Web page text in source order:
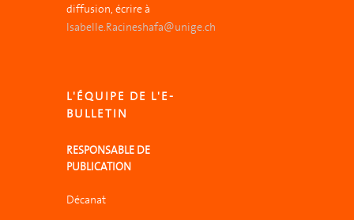
diffusion, écrire à
Isabelle.Racineshafa@unige.ch
L'ÉQUIPE DE L'E-
BULLETIN
RESPONSABLE DE
PUBLICATION
Décanat